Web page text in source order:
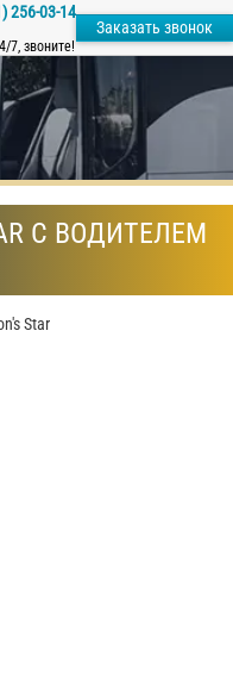
256-03-14
7, звоните!
Заказать звонок
С ВОДИТЕЛЕМ
Star